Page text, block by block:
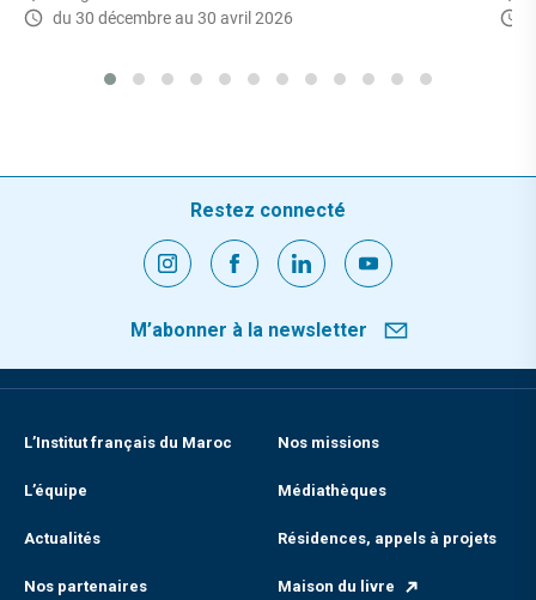
du 30 décembreau 30 avril 2026
Restez connecté
M’abonner à la newsletter
L’Institut français du Maroc Nos missions
L’équipe Médiathèques
Actualités Résidences, appels à projets
Nos partenaires Maison du livre